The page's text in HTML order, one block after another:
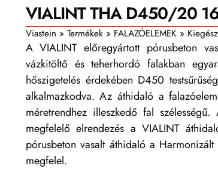
VIALINT THA D450/20
Viastein » Termékek» FALAZÓELEMEK»
A VIALINT előregyártott pórusbeton
vázkitöltő és teherhordó falakban
hőszigetelés érdekében D450
alkalmazkodva. Az áthidaló a
méretrendhez illeszkedő fal
megfelelő elrendezés a VIALINT
pórusbeton vasalt áthidaló a
megfelel.